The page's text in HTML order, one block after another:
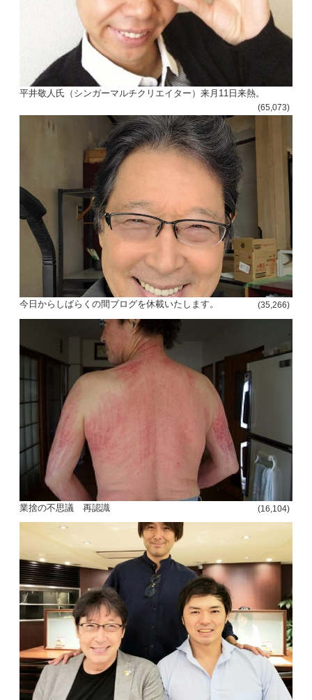
平井敬人氏（シンガーマルチクリエイター）来月11日来熱。
(65,073)
今日からしばらくの間ブログを休載いたします。 (35,266)
業捨の不思議 再認識 (16,104)